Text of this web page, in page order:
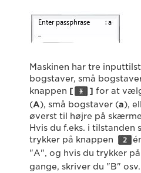
Maskinen har tre
bogstaver, små
knappen [ ] for at
(A), små bogstaver (a),
øverst til højre på
Hvis du f.eks. i tilstanden
trykker på knappen
"A", og hvis du trykker
gange, skriver du "B"